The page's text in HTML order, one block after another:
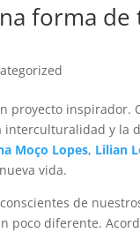
forma
proyecto
y la
Moço Lopes, Lilian
vida.
de
poco diferente.